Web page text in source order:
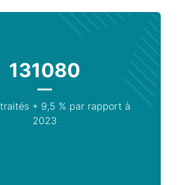
131080
+ 9,5 % par rapport à
2023